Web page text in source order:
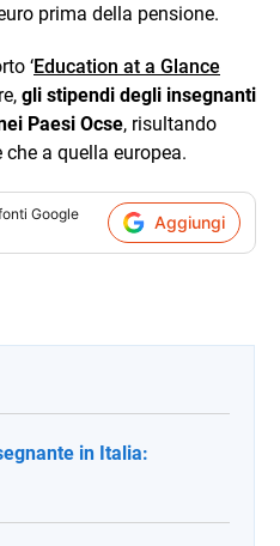
prima della pensione.
‘Education at a Glance
gli stipendi degli insegnanti
Paesi Ocse, risultando
a quella europea.
Google
Aggiungi
in Italia: